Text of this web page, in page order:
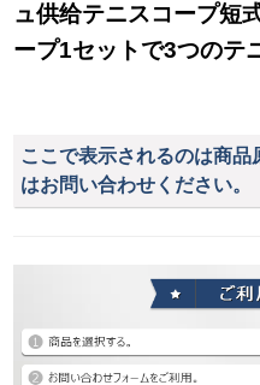
ュ供给テニスコープ短
ープ1セットで3つのテ
ここで表示されるのは商
はお問い合わせください。